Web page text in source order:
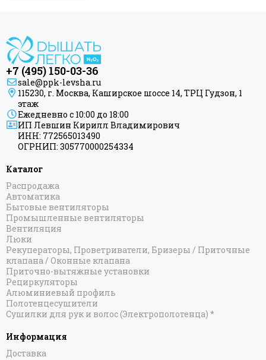
+7 (495) 150-03-36
sale@ppk-levsha.ru
115230, г. Москва, Каширское шоссе 14, ТРЦ Гудзон, 1
этаж
Ежедневно с 10:00 до 18:00
ИП Левшин Кирилл Владимирович
ИНН: 772565013490
ОГРНИП: 305770000254334
Каталог
Распродажа
Автоматика
Бытовые вентиляторы
Промышленные вентиляторы
Вентиляция
Люки
Рекуператоры, Проветриватели, Бризеры / Приточные
клапана / Оконные клапана
Приточно-вытяжные установки
Рециркуляторы
Алюминиевый профиль
Полотенцесушители
Сушилки для рук и волос (Электрополотенца) *
Информация
Доставка